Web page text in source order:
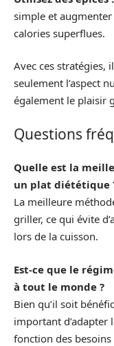
simple et
calories superflues.
Avec ces stratégies,
seulement l’aspect
également le plaisir
Questions
Quelle est la
un plat diététique
La meilleure
griller, ce qui évite
lors de la cuisson.
Est-ce que le
à tout le monde ?
Bien qu’il soit
important d’adapter
fonction des